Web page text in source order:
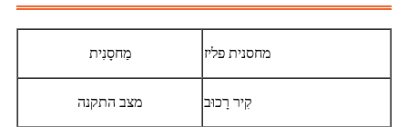
מַחסָנִית מחסנית פליז
מצב התקנה קִיר רָכוּב